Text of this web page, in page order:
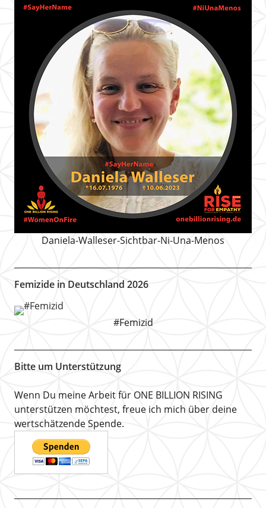
Daniela-Walleser-Sichtbar-Ni-Una-Menos
Femizide in Deutschland 2026
#Femizid
Bitte um Unterstützung
Wenn Du meine Arbeit für ONE BILLION RISING
unterstützen möchtest, freue ich mich über deine
wertschätzende Spende.